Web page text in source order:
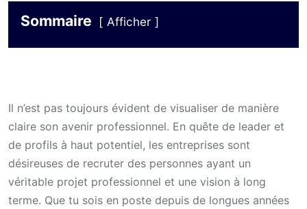
Sommaire Afficher
Il n’est pas toujours évident de visualiser de manière
claire son avenir professionnel. En quête de leader et
de profils à haut potentiel, les entreprises sont
désireuses de recruter des personnes ayant un
véritable projet professionnel et une vision à long
terme. Que tu sois en poste depuis de longues années